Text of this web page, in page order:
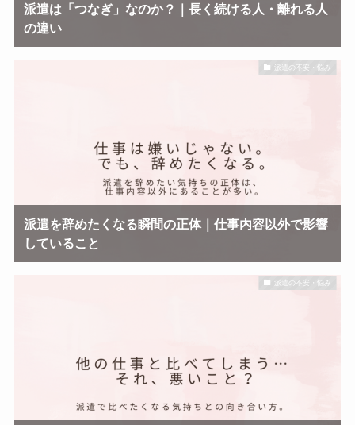
派遣は「つなぎ」なのか？｜長く続ける人・離れる人
の違い
派遣の不安・悩み
派遣を辞めたくなる瞬間の正体｜仕事内容以外で影響
していること
派遣の不安・悩み